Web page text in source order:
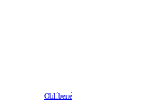
Oblíbené